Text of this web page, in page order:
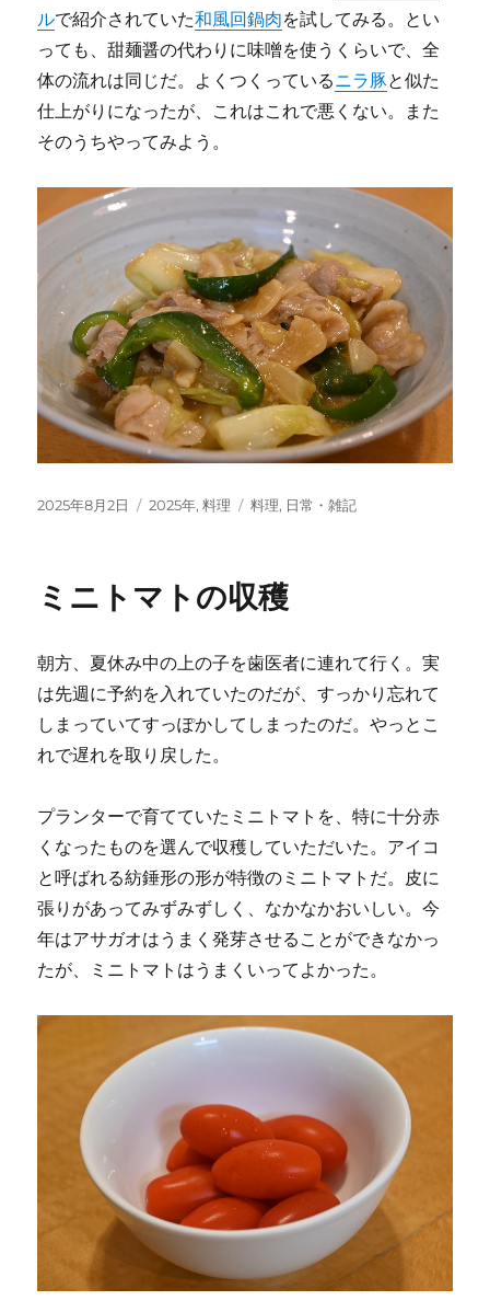
ルで紹介されていた和風回鍋肉を試してみる。とい
っても、甜麺醤の代わりに味噌を使うくらいで、全
体の流れは同じだ。よくつくっているニラ豚と似た
仕上がりになったが、これはこれで悪くない。また
そのうちやってみよう。
投
2025年8月2日
カ
ー
2025年,料理
タ
料理, 日常・雑記
ミニトマトの収穫
朝方、夏休み中の上の子を歯医者に連れて行く。実
は先週に予約を入れていたのだが、すっかり忘れて
しまっていてすっぽかしてしまったのだ。やっとこ
れで遅れを取り戻した。
プランターで育てていたミニトマトを、特に十分赤
くなったものを選んで収穫していただいた。アイコ
と呼ばれる紡錘形の形が特徴のミニトマトだ。皮に
張りがあってみずみずしく、なかなかおいしい。今
年はアサガオはうまく発芽させることができなかっ
たが、ミニトマトはうまくいってよかった。